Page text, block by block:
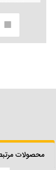
محصولات